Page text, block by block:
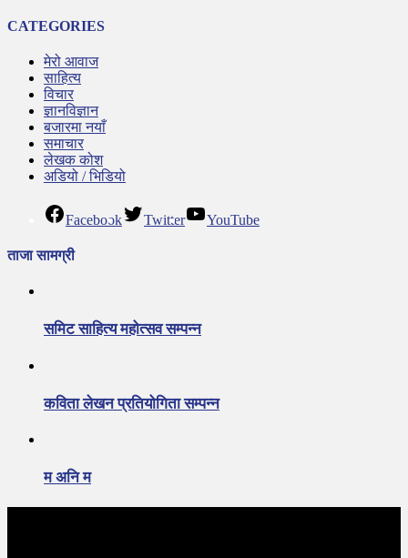
CATEGORIES
मेरो आवाज
साहित्य
विचार
ज्ञानविज्ञान
बजारमा नयाँ
समाचार
लेखक कोश
अडियो / भिडियो
Facebook Twitter YouTube
ताजा सामग्री
समिट साहित्य महोत्सव सम्पन्न
कविता लेखन प्रतियोगिता सम्पन्न
म अनि म